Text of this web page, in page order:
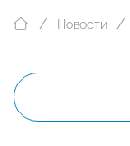
Новости